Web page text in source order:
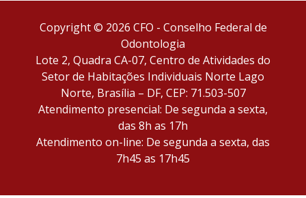
Copyright © 2026 CFO - Conselho Federal de
Odontologia
Lote 2, Quadra CA-07, Centro de Atividades do
Setor de Habitações Individuais Norte Lago
Norte, Brasília – DF, CEP: 71.503-507
Atendimento presencial: De segunda a sexta,
das 8h as 17h
Atendimento on-line: De segunda a sexta, das
7h45 as 17h45